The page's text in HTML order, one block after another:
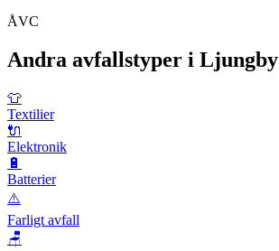
ÅVC
Andra avfallstyper i Ljungby
👕
Textilier
🔌
Elektronik
🔋
Batterier
⚠️
Farligt avfall
🪑